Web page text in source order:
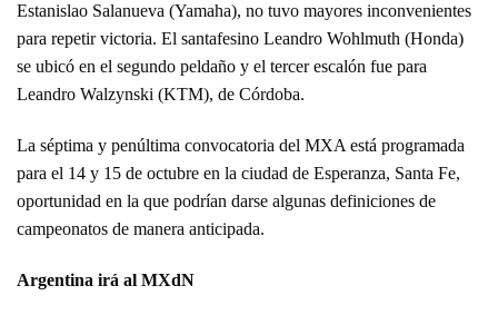
Estanislao Salanueva (Yamaha), no tuvo mayores inconvenientes
para repetir victoria. El santafesino Leandro Wohlmuth (Honda)
se ubicó en el segundo peldaño y el tercer escalón fue para
Leandro Walzynski (KTM), de Córdoba.
La séptima y penúltima convocatoria del MXA está programada
para el 14 y 15 de octubre en la ciudad de Esperanza, Santa Fe,
oportunidad en la que podrían darse algunas definiciones de
campeonatos de manera anticipada.
Argentina irá al MXdN